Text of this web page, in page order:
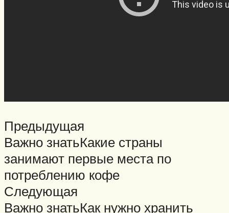
Предыдущая
Важно знатьКакие страны
занимают первые места по
потреблению кофе
Следующая
Важно знатьКак нужно хранить